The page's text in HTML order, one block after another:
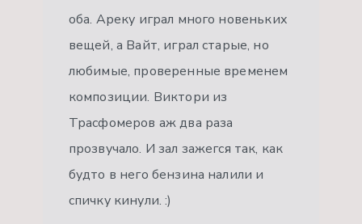
оба. Ареку играл много новеньких
вещей, а Вайт, играл старые, но
любимые, проверенные временем
композиции. Виктори из
Трасфомеров аж два раза
прозвучало. И зал зажегся так, как
будто в него бензина налили и
спичку кинули. :)